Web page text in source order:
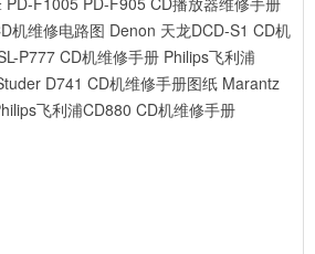
机维修电路图 Denon 天龙DCD-S1 CD机
P777 CD机维修手册 Philips飞利浦
D741 CD机维修手册图纸 Marantz
飞利浦CD880 CD机维修手册